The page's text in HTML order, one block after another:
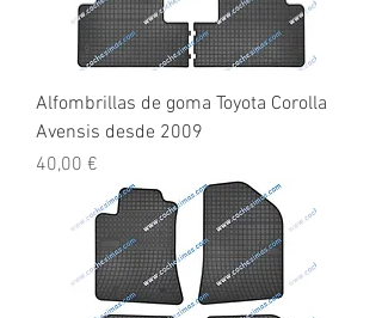
Alfombrillas de goma Toyota Corolla
Avensis desde 2009
Precio
40,00 €